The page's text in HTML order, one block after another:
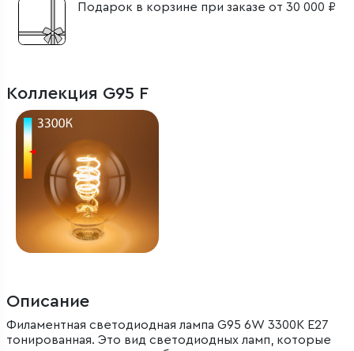
Подарок в корзине при заказе от 30 000 ₽
Коллекция G95 F
Описание
Филаментная светодиодная лампа G95 6W 3300K E27
тонированная. Это вид светодиодных ламп, которые